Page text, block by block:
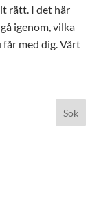
rätt. I det här
igenom, vilka
med dig. Vårt